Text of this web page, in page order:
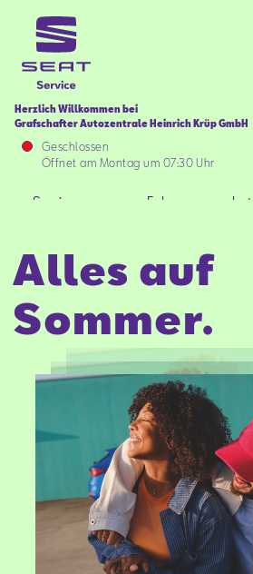
Herzlich Willkommen bei
Grafschafter Autozentrale Heinrich Krüp GmbH
Geschlossen
Öffnet am Montag um 07:30 Uhr
Services
Fahrzeugangebote
Zubehör
Über uns
Aktionen
Services Fahrzeugangebote
Alles auf
Sommer.